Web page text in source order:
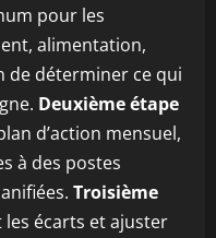
pour les
alimentation,
de déterminer ce qui
Deuxième étape
d’action mensuel,
à des postes
Troisième
écarts et ajuster